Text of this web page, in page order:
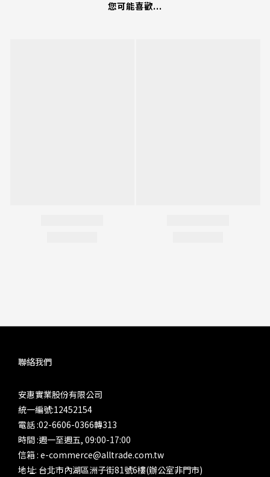
您可能喜歡...
聯絡我們
安惠實業股份有限公司
統一編號:12452154
電話 :02-6606-0366轉313
時間 :週一至週五, 09:00-17:00
信箱 : e-commerce@alltrade.com.tw
地址: 台北市內湖區洲子街81號6樓(辦公室非門市)